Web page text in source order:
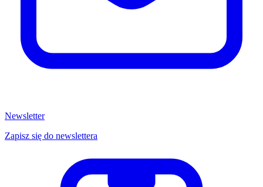
Newsletter
Zapisz się do newslettera